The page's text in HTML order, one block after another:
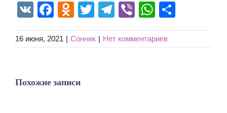
VK Facebook
Odnoklassniki
TwitterTelegram
Viber
16 июня, 2021 | Сонник | Нет комментариев
Похожие записи